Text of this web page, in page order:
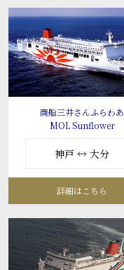
商船三井さんふらわあ
MOL Sunflower
神戸 ↔ 大分
詳細はこちら